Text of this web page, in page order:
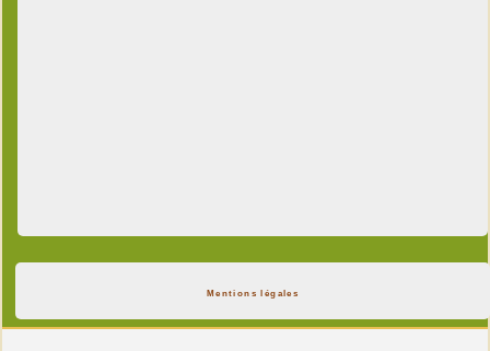
Mentions légales